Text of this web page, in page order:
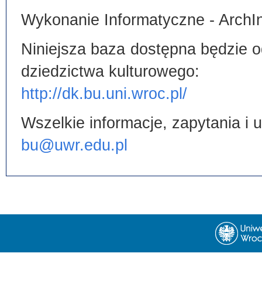
Wykonanie Informatyczne -
Niniejsza baza dostępna będzie
dziedzictwa kulturowego:
http://dk.bu.uni.wroc.pl/
Wszelkie informacje, zapytania i
bu@uwr.edu.pl